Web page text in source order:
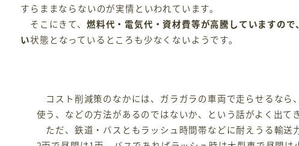
すらままならないのが実情といわれています。
そこにきて、 燃料代・電気代・資材費等が高騰していますの
い状態となっているところも少なくないようです。
コスト削減策のなかには、ガラガラの車両で走らせるなら
使う、などの方法があるのではないか、という話がよく出てき
ただ、鉄道・バスともラッシュ時間帯などに耐えうる輸送